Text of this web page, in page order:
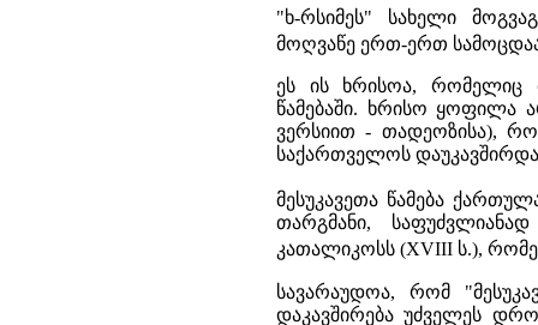
"ხ-რსიმეს" სახელი
მოღვაწე ერთ-ერთ
ეს ის ხრისოა, რომელიც
წამებაში. ხრისო ყოფილა
ვერსიით - თადეოზისა),
საქარ­თველოს
მესუკავეთა წამება
თარგმანი,
კათალიკოსს (XVIII ს.),
სავარაუდოა, რომ
დაკავშირება უძველეს